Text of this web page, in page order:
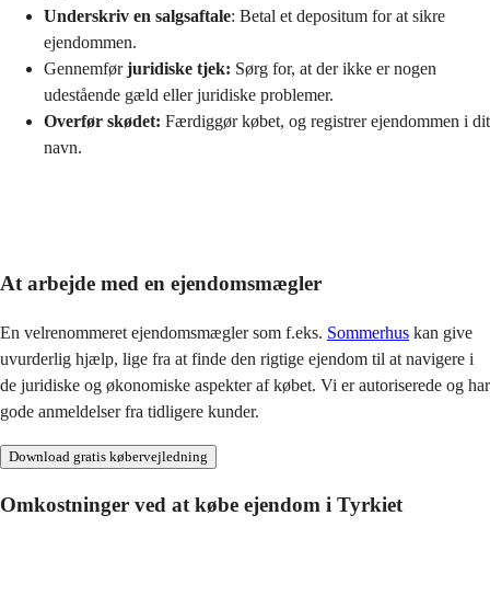
Underskriv en salgsaftale: Betal et depositum for at sikre
ejendommen.
Gennemfør juridiske tjek: Sørg for, at der ikke er nogen
udestående gæld eller juridiske problemer.
Overfør skødet: Færdiggør købet, og registrer ejendommen i dit
navn.
At arbejde med en ejendomsmægler
En velrenommeret ejendomsmægler som f.eks. Sommerhus kan give
uvurderlig hjælp, lige fra at finde den rigtige ejendom til at navigere i
de juridiske og økonomiske aspekter af købet. Vi er autoriserede og har
gode anmeldelser fra tidligere kunder.
Download gratis købervejledning
Omkostninger ved at købe ejendom i Tyrkiet